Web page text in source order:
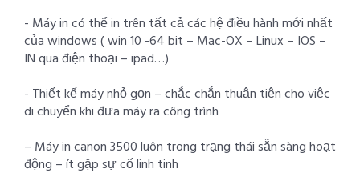
- Máy in có thể in trên tất cả các hệ điều hành mới nhất
của windows ( win 10 -64 bit – Mac-OX – Linux – IOS –
IN qua điện thoại – ipad…)
- Thiết kế máy nhỏ gọn – chắc chắn thuận tiện cho việc
di chuyển khi đưa máy ra công trình
– Máy in canon 3500 luôn trong trạng thái sẵn sàng hoạt
động – ít gặp sự cố linh tinh